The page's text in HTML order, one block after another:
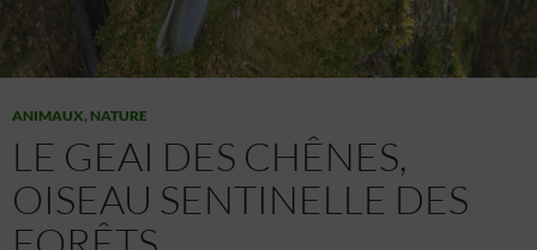
ANIMAUX, NATURE
LE GEAI DES CHÊNES,
OISEAU SENTINELLE DES